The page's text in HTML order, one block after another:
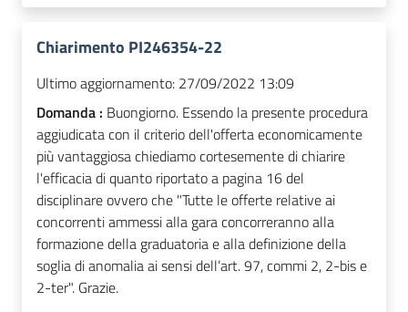
Chiarimento PI246354-22
Ultimo aggiornamento: 27/09/2022 13:09
Domanda : Buongiorno. Essendo la presente procedura
aggiudicata con il criterio dell'offerta economicamente
più vantaggiosa chiediamo cortesemente di chiarire
l'efficacia di quanto riportato a pagina 16 del
disciplinare ovvero che "Tutte le offerte relative ai
concorrenti ammessi alla gara concorreranno alla
formazione della graduatoria e alla definizione della
soglia di anomalia ai sensi dell’art. 97, commi 2, 2-bis e
2-ter". Grazie.